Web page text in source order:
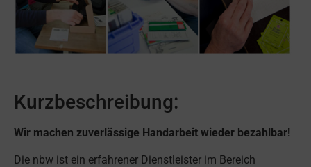
Kurzbeschreibung:
Wir machen zuverlässige Handarbeit wieder bezahlbar!
Die nbw ist ein erfahrener Dienstleister im Bereich